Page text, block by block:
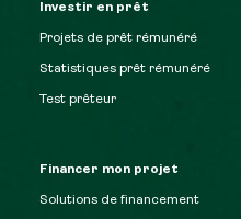
Investir en prêt
Projets de prêt rémunéré
Statistiques prêt rémunéré
Test prêteur
Financer mon projet
Solutions de financement